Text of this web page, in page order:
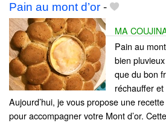
Pain au mont d’or -
MA
Pain au
bien
que du bon
réchauffer
Aujourd’hui, je vous propose une
pour accompagner votre Mont d’or.